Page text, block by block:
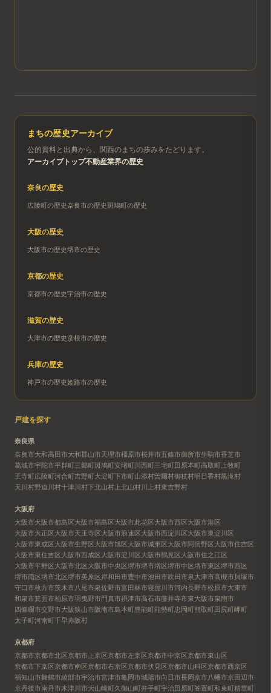
まちの歴史アーカイブ
公的資料と出典から、関西のまちの歩みをたどります。
アーカイブトップ不動産業界の歴史
奈良の歴史
広陵町の歴史奈良市の歴史斑鳩町の歴史
大阪の歴史
大阪市の歴史堺市の歴史
京都の歴史
京都市の歴史宇治市の歴史
滋賀の歴史
大津市の歴史 彦根市の歴史
兵庫の歴史
神戸市の歴史姫路市の歴史
戸建を探す
奈良県
奈良市大和高田市大和郡山市天理市橿原市桜井市五條市御所市生駒市香芝市
葛城市宇陀市平群町三郷町斑鳩町安堵町川西町三宅町田原本町高取町 上牧町
王寺町広陵町河合町吉野町大淀町下市町山添村曽爾村御杖村明日香村黒滝村
天川村野迫川村十津川村下北山村 上北山村川上村東吉野村
大阪府
大阪市大阪市都島区大阪市福島区大阪市此花区大阪市西区大阪市港区
大阪市大正区大阪市天王寺区大阪市浪速区大阪市西淀川区大阪市東淀川区
大阪市東成区大阪市生野区大阪市旭区大阪市城東区大阪市阿倍野区大阪市住吉区
大阪市東住吉区大阪市西成区大阪市淀川区大阪市鶴見区大阪市住之江区
大阪市平野区大阪市北区大阪市中央区堺市堺市堺区堺市中区堺市東区堺市西区
堺市南区堺市北区堺市美原区岸和田市豊中市池田市吹田市泉大津市高槻市 貝塚市
守口市枚方市茨木市八尾市泉佐野市富田林市寝屋川市河内長野市松原市大東市
和泉市箕面市柏原市羽曳野市門真市摂津市高石市藤井寺市東大阪市泉南市
四條畷市交野市大阪狭山市阪南市島本町豊能町能勢町忠岡町熊取町田尻町岬町
太子町河南町千早赤阪村
京都府
京都市京都市北区京都市上京区京都市左京区京都市中京区京都市東山区
京都市下京区京都市南区京都市右京区京都市伏見区京都市山科区京都市西京区
福知山市舞鶴市綾部市宇治市宮津市亀岡市城陽市向日市長岡京市八幡市京田辺市
京丹後市南丹市木津川市大山崎町久御山町井手町宇治田原町笠置町和束町精華町